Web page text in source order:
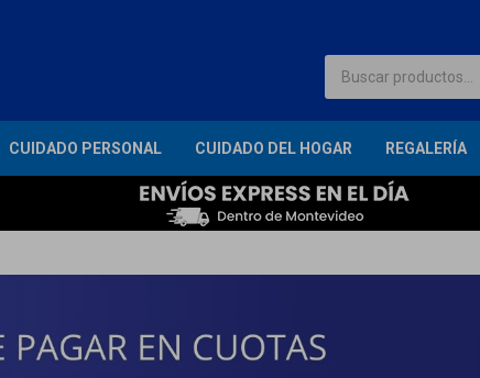
CUIDADO PERSONAL CUIDADO DEL HOGAR REGALERÍA